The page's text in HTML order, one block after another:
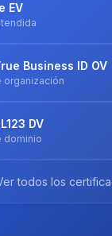
propia
Bureau
personal · Ley
Ver soluciones